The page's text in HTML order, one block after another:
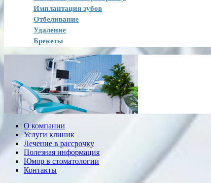
Имплантация зубов
Отбеливание
Удаление
Брекеты
О компании
Услуги клиник
Лечение в рассрочку
Полезная информация
Юмор в стоматологии
Контакты